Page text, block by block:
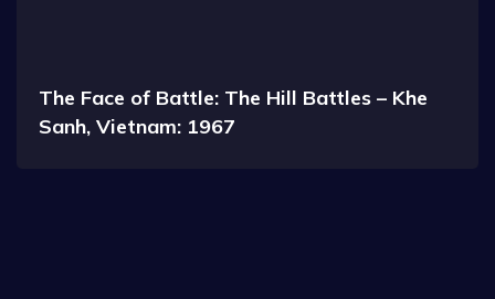
The Face of Battle: The Hill Battles – Khe
Sanh, Vietnam: 1967